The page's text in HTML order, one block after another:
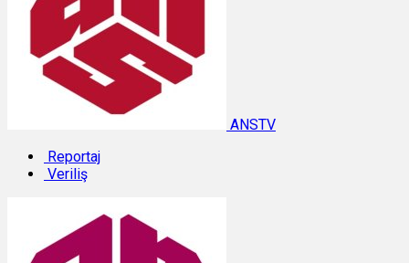
ANSTV
Reportaj
Veriliş